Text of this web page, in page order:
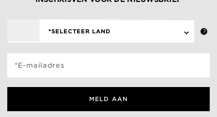
*SELECTEER LAND
*E-mailadres
MELD AAN